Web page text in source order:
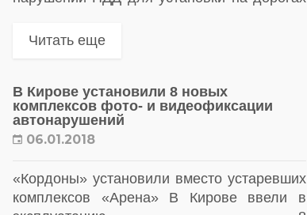
Читать еще
В Кирове установили 8 новых
комплексов фото- и видеофиксации
автонарушений
06.01.2018
«Кордоны» установили вместо устаревших
комплексов «Арена» В Кирове ввели в